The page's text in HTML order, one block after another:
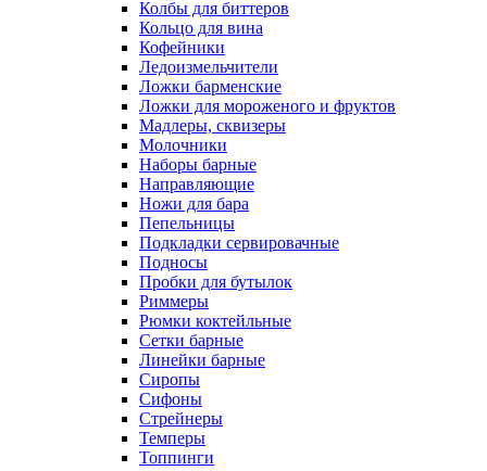
Колбы для биттеров
Кольцо для вина
Кофейники
Ледоизмельчители
Ложки барменские
Ложки для мороженого и фруктов
Мадлеры, сквизеры
Молочники
Наборы барные
Направляющие
Ножи для бара
Пепельницы
Подкладки сервировачные
Подносы
Пробки для бутылок
Риммеры
Рюмки коктейльные
Сетки барные
Линейки барные
Сиропы
Сифоны
Стрейнеры
Темперы
Топпинги